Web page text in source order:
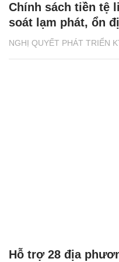
NGHỊ QUYẾT PHÁT TRIỂN
Chính sách tiền tệ
soát lạm phát, ổn
Hỗ trợ 28 địa